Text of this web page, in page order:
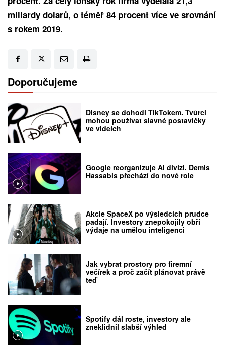
miliardy dolarů, o téměř 84 procent více ve srovnání
s rokem 2019.
Doporučujeme
Disney se dohodl TikTokem. Tvůrci
mohou používat slavné postavičky
ve videích
Google reorganizuje AI divizi. Demis
Hassabis přechází do nové role
Akcie SpaceX po výsledcích prudce
padají. Investory znepokojily obří
výdaje na umělou inteligenci
Jak vybrat prostory pro firemní
večírek a proč začít plánovat právě
teď
Spotify dál roste, investory ale
zneklidnil slabší výhled